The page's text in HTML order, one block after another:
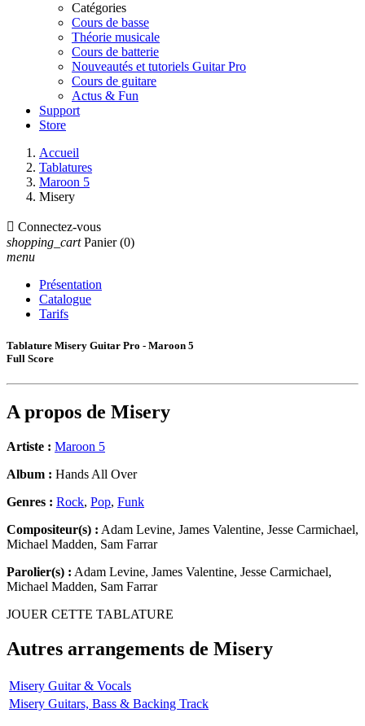
Catégories
Cours de basse
Théorie musicale
Cours de batterie
Nouveautés et tutoriels Guitar Pro
Cours de guitare
Actus & Fun
Support
Store
Accueil
Tablatures
Maroon 5
Misery
 Connectez-vous
shopping_cart Panier (0)
menu
Présentation
Catalogue
Tarifs
Tablature Misery Guitar Pro - Maroon 5
Full Score
A propos de Misery
Artiste : Maroon 5
Album : Hands All Over
Genres : Rock, Pop, Funk
Compositeur(s) : Adam Levine, James Valentine, Jesse Carmichael,
Michael Madden, Sam Farrar
Parolier(s) : Adam Levine, James Valentine, Jesse Carmichael,
Michael Madden, Sam Farrar
JOUER CETTE TABLATURE
Autres arrangements de Misery
Misery Guitar & Vocals
Misery Guitars, Bass & Backing Track